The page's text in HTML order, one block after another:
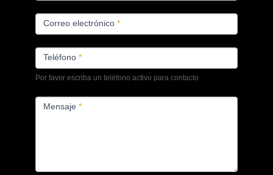
Correo electrónico*
Teléfono*
Por favor escriba un teléfono activo para contacto
Mensaje*